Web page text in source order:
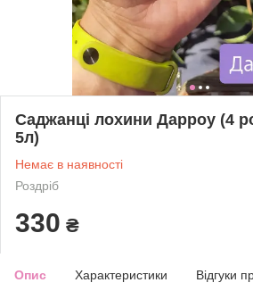
Саджанці лохини Дарроу (4
5л)
Немає в наявності
Роздріб
330 ₴
Опис Характеристики Відгуки